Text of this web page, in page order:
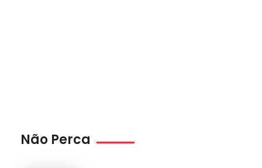
Não Perca